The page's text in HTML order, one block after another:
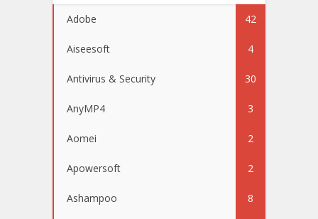
Adobe 42
Aiseesoft 4
Antivirus & Security 30
AnyMP4 3
Aomei 2
Apowersoft 2
Ashampoo 8